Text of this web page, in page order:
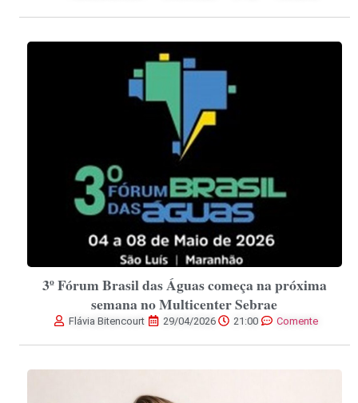
3º Fórum Brasil das Águas começa na próxima
semana no Multicenter Sebrae
Flávia Bitencourt 29/04/2026 21:00 Comente